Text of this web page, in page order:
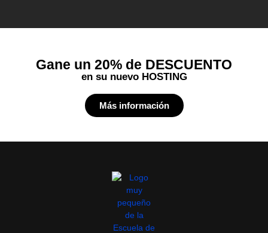
Gane un 20% de DESCUENTO
en su nuevo HOSTING
Más información